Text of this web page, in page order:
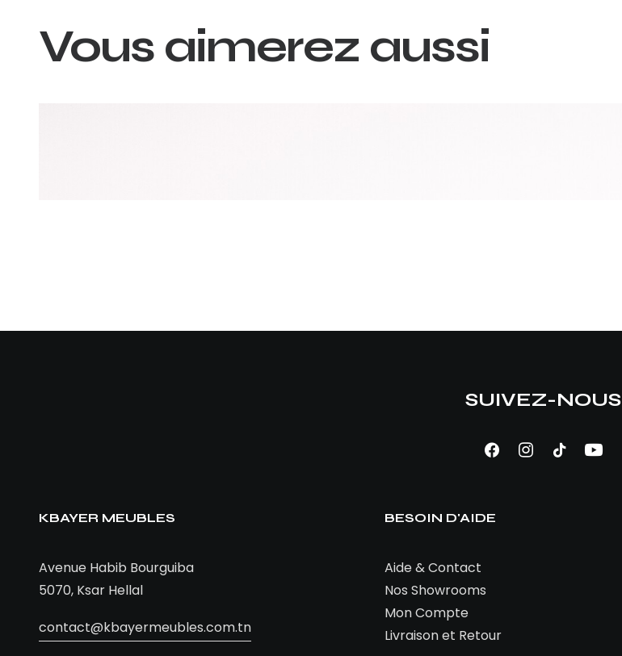
Vous aimerez aussi
SUIVEZ-NOUS
KBAYER MEUBLES
Avenue Habib Bourguiba
5070, Ksar Hellal
contact@kbayermeubles.com.tn
BESOIN D'AIDE
Aide & Contact
Nos Showrooms
Mon Compte
Livraison et Retour